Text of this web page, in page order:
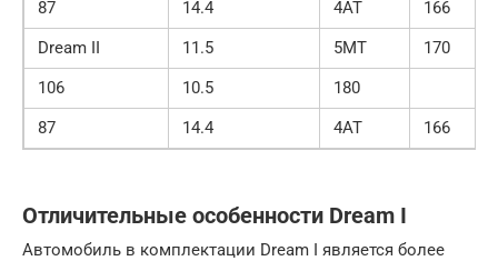
87
14.4 4АТ
166
Dream II
11.5 5МТ
170
106
10.5
180
87
14.4 4АТ 166
Отличительные особенности Dream I
Автомобиль в комплектации Dream I является более